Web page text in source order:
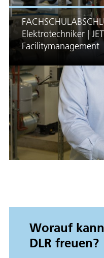
Elektrotechniker |
Facilitymanagement
Worauf
DLR freuen?